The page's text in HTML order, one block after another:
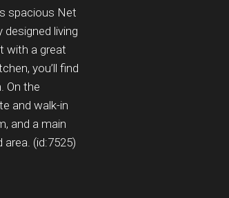
spacious Net
living
with a great
you’ll find
On the
and walk-in
and a main
(id:7525)